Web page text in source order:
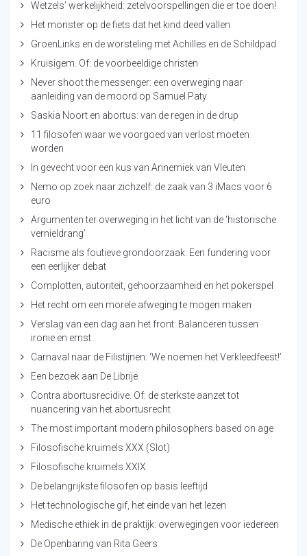
Wetzels’ werkelijkheid: zetelvoorspellingen die er toe doen!
Het monster op de fiets dat het kind deed vallen
GroenLinks en de worsteling met Achilles en de Schildpad
Kruisigem. Of: de voorbeeldige christen
Never shoot the messenger: een overweging naar
aanleiding van de moord op Samuel Paty
Saskia Noort en abortus: van de regen in de drup
11 filosofen waar we voorgoed van verlost moeten
worden
In gevecht voor een kus van Annemiek van Vleuten
Nemo op zoek naar zichzelf: de zaak van 3 iMacs voor 6
euro
Argumenten ter overweging in het licht van de ‘historische
vernieldrang’
Racisme als foutieve grondoorzaak: Een fundering voor
een eerlijker debat
Complotten, autoriteit, gehoorzaamheid en het pokerspel
Het recht om een morele afweging te mogen maken
Verslag van een dag aan het front: Balanceren tussen
ironie en ernst
Carnaval naar de Filistijnen: ‘We noemen het Verkleedfeest!’
Een bezoek aan De Librije
Contra abortusrecidive. Of: de sterkste aanzet tot
nuancering van het abortusrecht
The most important modern philosophers based on age
Filosofische kruimels XXX (Slot)
Filosofische kruimels XXIX
De belangrijkste filosofen op basis leeftijd
Het technologische gif, het einde van het lezen
Medische ethiek in de praktijk: overwegingen voor iedereen
De Openbaring van Rita Geers